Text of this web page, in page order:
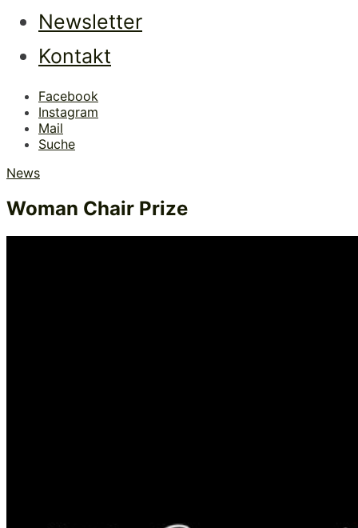
Newsletter
Kontakt
Facebook
Instagram
Mail
Suche
News
Woman Chair Prize